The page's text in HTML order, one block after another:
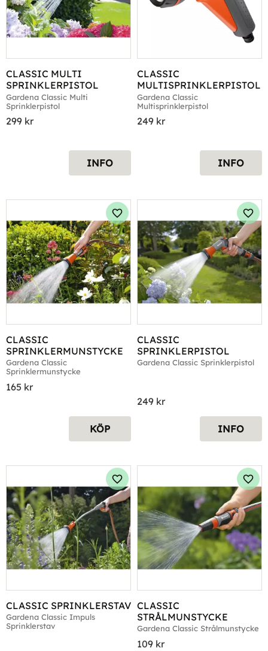
CLASSIC MULTI
SPRINKLERPISTOL
Gardena Classic Multi
Sprinklerpistol
299 kr
INFO
CLASSIC
MULTISPRINKLERPISTOL
Gardena Classic
Multisprinklerpistol
249 kr
INFO
CLASSIC
SPRINKLERMUNSTYCKE
Gardena Classic
Sprinklermunstycke
165 kr
Lägg till i favoriter
KÖP
CLASSIC
SPRINKLERPISTOL
Gardena Classic Sprinklerpistol
249 kr
INFO
CLASSIC SPRINKLERSTAV
Gardena Classic Impuls
Sprinklerstav
Lägg till i favoriter
CLASSIC
STRÅLMUNSTYCKE
Gardena Classic Strålmunstycke
109 kr